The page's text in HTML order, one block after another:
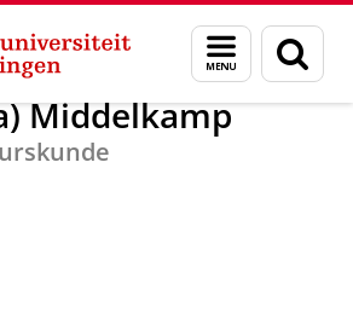
Menu
en
zoeken
mr. A. (Ina) Middelkamp
Middelkamp